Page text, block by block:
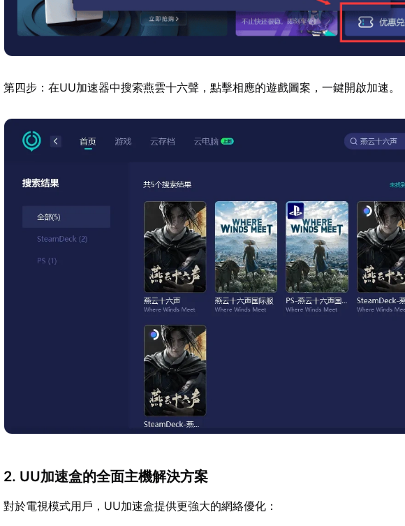
第四步：在UU加速器中搜索燕雲十六聲，點擊相應的遊戲圖案，一鍵開啟加速。
2. UU加速盒的全面主機解決方案
對於電視模式用戶，UU加速盒提供更強大的網絡優化：